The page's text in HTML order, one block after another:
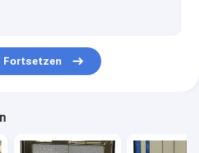
Fortsetzen